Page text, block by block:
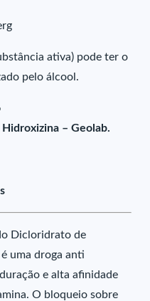
ativa) pode ter o
pelo álcool.
– Geolab.
Dicloridrato de
uma droga anti
e alta afinidade
O bloqueio sobre